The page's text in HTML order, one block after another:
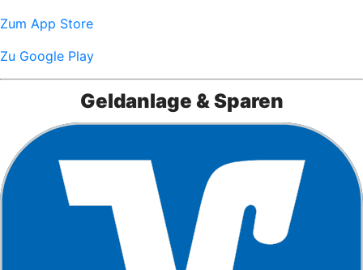
Zum App Store
Zu Google Play
Geldanlage & Sparen